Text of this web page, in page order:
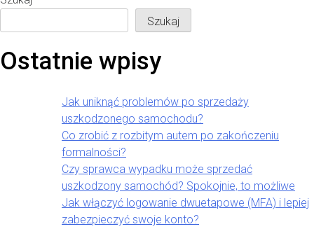
Szukaj
Ostatnie wpisy
Jak uniknąć problemów po sprzedaży
uszkodzonego samochodu?
Co zrobić z rozbitym autem po zakończeniu
formalności?
Czy sprawca wypadku może sprzedać
uszkodzony samochód? Spokojnie, to możliwe
Jak włączyć logowanie dwuetapowe (MFA) i lepiej
zabezpieczyć swoje konto?